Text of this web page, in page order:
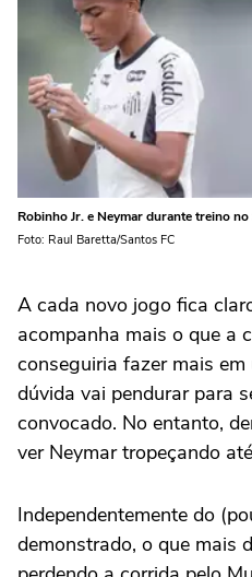
Robinho Jr. e Neymar durante treino
Foto: Raul Baretta/Santos FC
A cada novo jogo fica
acompanha mais o que a
conseguiria fazer mais em
dúvida vai pendurar para
convocado. No entanto,
ver Neymar tropeçando
Independentemente do
demonstrado, o que mais